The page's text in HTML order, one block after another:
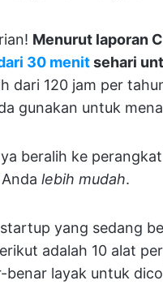
Menurut laporan
30 menitsehari
dari 120 jam per
gunakan untuk
beralih ke
lebih mudah.
yang sedang
adalah 10 alat
benar layak untuk